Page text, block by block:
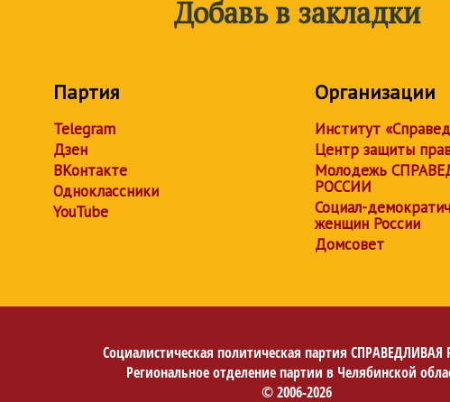
Добавь в закладки
Партия
Telegram
Дзен
ВКонтакте
Одноклассники
YouTube
Организации
Институт
Центр защиты
Молодежь
РОССИИ
Социал-
женщин России
Домсовет
Социалистическая политическая партия СПРАВЕДЛИВАЯ
Региональное отделение партии в Челябинской
© 2006-2026